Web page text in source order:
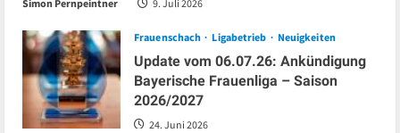
Simon Pernpeintner 9. Juli 2026
Frauenschach Ligabetrieb Neuigkeiten
Update vom 06.07.26: Ankündigung
Bayerische Frauenliga – Saison
2026/2027
24. Juni 2026